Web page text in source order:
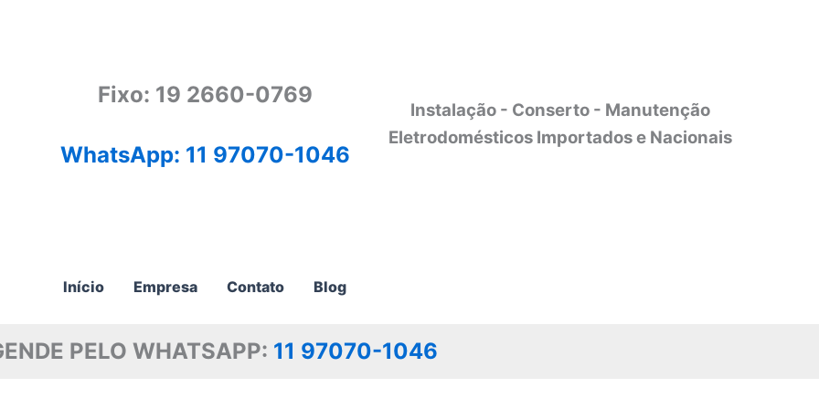
Fixo: 19 2660-0769
WhatsApp: 11 97070-1046
Instalação - Conserto - Manutenção
Eletrodomésticos Importados e Nacionais
Início Empresa Contato Blog
PELO WHATSAPP: 11 97070-1046